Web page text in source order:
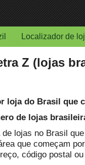
Localizador de
Z (lojas
loja do Brasil que
de lojas
de lojas no Brasil
que começam
código postal